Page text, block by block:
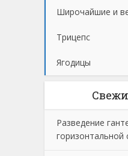
Широчайшие и
Трицепс
Ягодицы
Разведение
горизонтальной